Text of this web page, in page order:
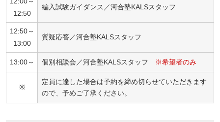
12:50
編入試験ガイダンス／河合塾KALSスタッフ
12:50～
13:00
質疑応答／河合塾KALSスタッフ
13:00～ 個別相談会／河合塾KALSスタッフ ※希望者のみ
※
定員に達した場合は予約を締め切らせていただきます
ので、予めご了承ください。